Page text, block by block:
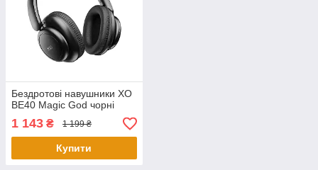
Бездротові навушники XO
BE40 Magic God чорні
1 143 ₴ 1 199 ₴
Купити